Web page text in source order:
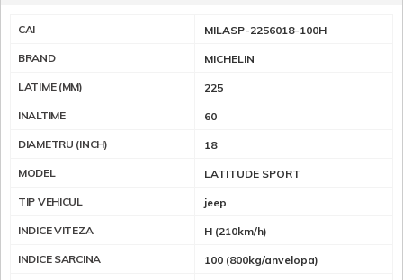
CAI MILASP-2256018-100H
BRAND MICHELIN
LATIME (MM) 225
INALTIME 60
DIAMETRU (INCH) 18
MODEL LATITUDE SPORT
TIP VEHICUL jeep
INDICE VITEZA H (210km/h)
INDICE SARCINA 100 (800kg/anvelopa)